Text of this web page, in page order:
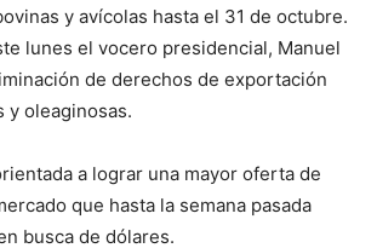
y avícolas hasta el 31 de octubre.
lunes el vocero presidencial, Manuel
de derechos de exportación
y oleaginosas.
a lograr una mayor oferta de
que hasta la semana pasada
busca de dólares.